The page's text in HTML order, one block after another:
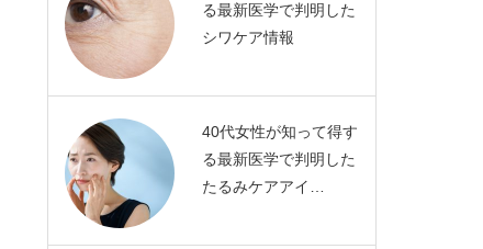
る最新医学で判明した
シワケア情報
40代女性が知って得す
る最新医学で判明した
たるみケアアイ…